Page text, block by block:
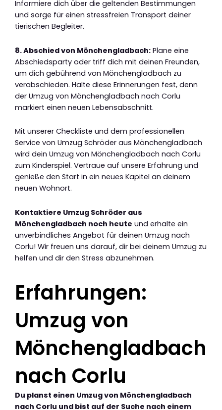
Informiere dich über die geltenden Bestimmungen
und sorge für einen stressfreien Transport deiner
tierischen Begleiter.
8. Abschied von Mönchengladbach: Plane eine
Abschiedsparty oder triff dich mit deinen Freunden,
um dich gebührend von Mönchengladbach zu
verabschieden. Halte diese Erinnerungen fest, denn
der Umzug von Mönchengladbach nach Corlu
markiert einen neuen Lebensabschnitt.
Mit unserer Checkliste und dem professionellen
Service von Umzug Schröder aus Mönchengladbach
wird dein Umzug von Mönchengladbach nach Corlu
zum Kinderspiel. Vertraue auf unsere Erfahrung und
genieße den Start in ein neues Kapitel an deinem
neuen Wohnort.
Kontaktiere Umzug Schröder aus
Mönchengladbach noch heute und erhalte ein
unverbindliches Angebot für deinen Umzug nach
Corlu! Wir freuen uns darauf, dir bei deinem Umzug zu
helfen und dir den Stress abzunehmen.
Erfahrungen:
Umzug von
Mönchengladbach
nach Corlu
Du planst einen Umzug von Mönchengladbach
nach Corlu und bist auf der Suche nach einem